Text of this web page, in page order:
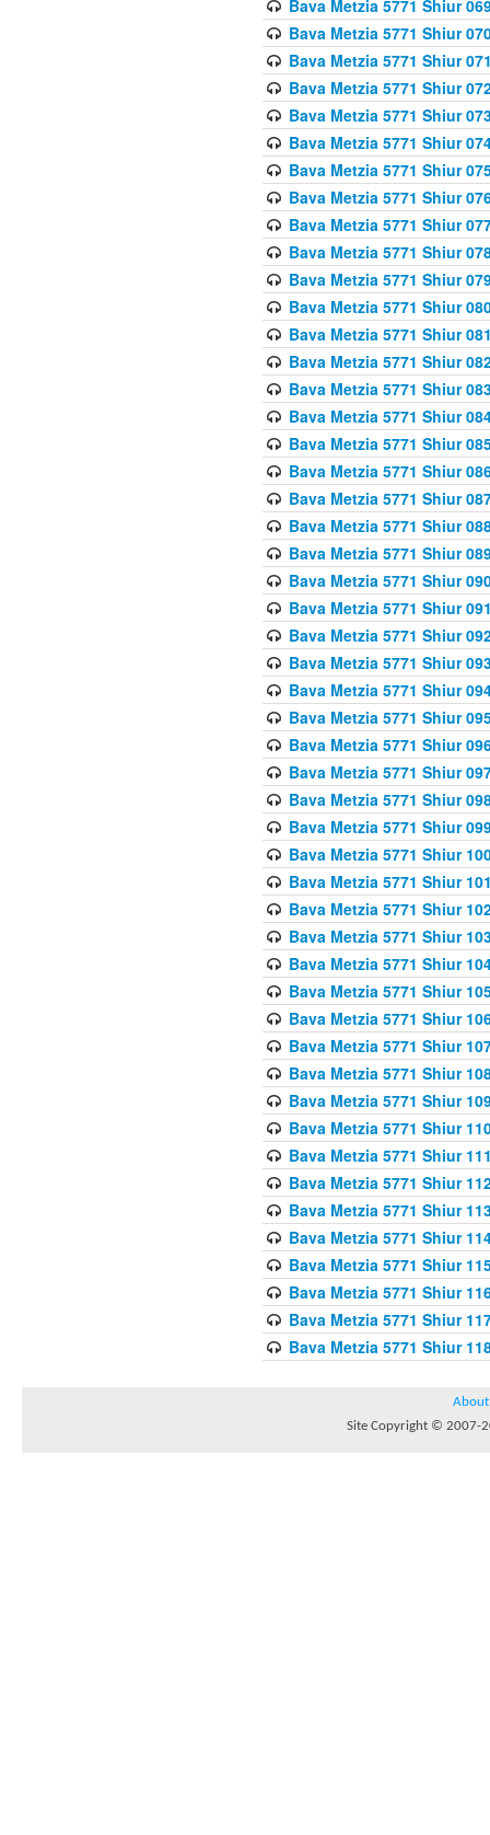
Bava Metzia 5771 Shiur
Bava Metzia 5771 Shiur
Bava Metzia 5771 Shiur
Bava Metzia 5771 Shiur
Bava Metzia 5771 Shiur
Bava Metzia 5771 Shiur
Bava Metzia 5771 Shiur
Bava Metzia 5771 Shiur
Bava Metzia 5771 Shiur
Bava Metzia 5771 Shiur
Bava Metzia 5771 Shiur
Bava Metzia 5771 Shiur
Bava Metzia 5771 Shiur
Bava Metzia 5771 Shiur
Bava Metzia 5771 Shiur
Bava Metzia 5771 Shiur
Bava Metzia 5771 Shiur
Bava Metzia 5771 Shiur
Bava Metzia 5771 Shiur
Bava Metzia 5771 Shiur
Bava Metzia 5771 Shiur
Bava Metzia 5771 Shiur
Bava Metzia 5771 Shiur
Bava Metzia 5771 Shiur
Bava Metzia 5771 Shiur
Bava Metzia 5771 Shiur
Bava Metzia 5771 Shiur
Bava Metzia 5771 Shiur
Bava Metzia 5771 Shiur
Bava Metzia 5771 Shiur
Bava Metzia 5771 Shiur
Bava Metzia 5771 Shiur
Bava Metzia 5771 Shiur
Bava Metzia 5771 Shiur
Bava Metzia 5771 Shiur
Bava Metzia 5771 Shiur
Bava Metzia 5771 Shiur
Bava Metzia 5771 Shiur
Bava Metzia 5771 Shiur
Bava Metzia 5771 Shiur
Bava Metzia 5771 Shiur
Bava Metzia 5771 Shiur
Bava Metzia 5771 Shiur
Bava Metzia 5771 Shiur
Bava Metzia 5771 Shiur
Bava Metzia 5771 Shiur
Bava Metzia 5771 Shiur
Bava Metzia 5771 Shiur
Bava Metzia 5771 Shiur
Bava Metzia 5771 Shiur
About
Site Copyright © 2007-